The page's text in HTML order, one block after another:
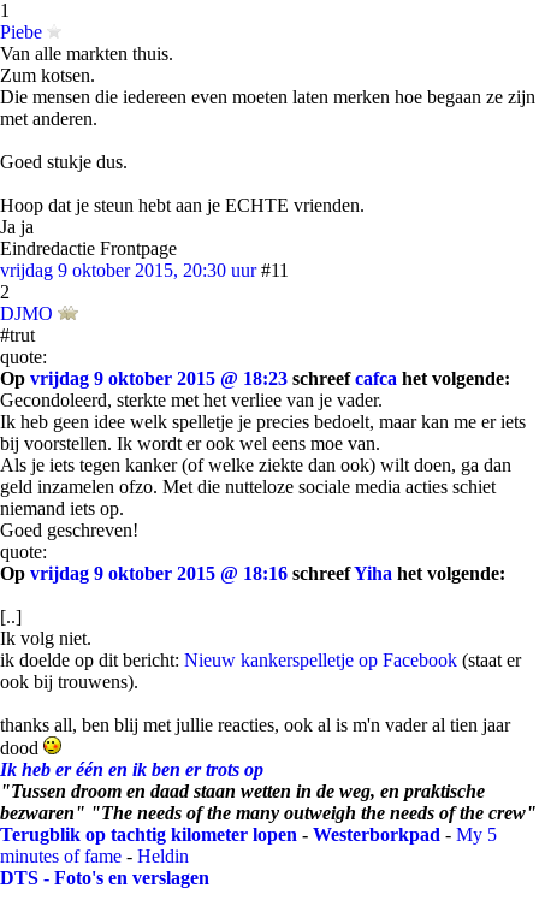
1
Piebe
Van alle markten thuis.
Zum kotsen.
Die mensen die iedereen even moeten laten merken hoe begaan ze zijn
met anderen.
Goed stukje dus.
Hoop dat je steun hebt aan je ECHTE vrienden.
Ja ja
Eindredactie Frontpage
vrijdag 9 oktober 2015, 20:30 uur #11
2
DJMO
#trut
quote:
Op vrijdag 9 oktober 2015 @ 18:23 schreefcafca het volgende:
Gecondoleerd, sterkte met het verliee van je vader.
Ik heb geen idee welk spelletje je precies bedoelt, maar kan me er iets
bij voorstellen. Ik wordt er ook wel eens moe van.
Als je iets tegen kanker (of welke ziekte dan ook) wilt doen, ga dan
geld inzamelen ofzo. Met die nutteloze sociale media acties schiet
niemand iets op.
Goed geschreven!
quote:
Op vrijdag 9 oktober 2015 @ 18:16 schreefYiha het volgende:
[..]
Ik volg niet.
ik doelde op dit bericht: Nieuw kankerspelletje op Facebook (staat er
ook bij trouwens).
thanks all, ben blij met jullie reacties, ook al is m'n vader al tien jaar
dood
Ik heb er één en ik ben er trots op
"Tussen droom en daad staan wetten in de weg, en praktische
bezwaren" "The needs of the many outweigh the needs of the crew"
Terugblik op tachtig kilometer lopen - Westerborkpad - My 5
minutes of fame - Heldin
DTS - Foto's en verslagen